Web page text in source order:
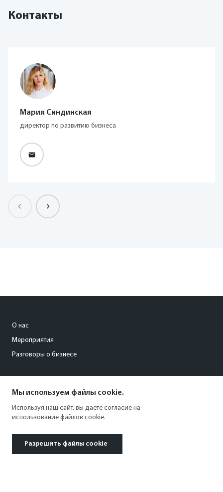
Контакты
Мария Синдинская
директор по развитию бизнеса
О нас
Мероприятия
Разговоры о бизнесе
+7 (495) 797-69-70
Мы используем файлы cookie.
Используя наш сайт, вы даете согласие на
использование файлов cookie.
Разрешить файлы cookie